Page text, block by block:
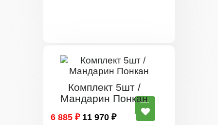
Комплект 5шт /
Мандарин Понкан
6 885 ₽ 11 970 ₽